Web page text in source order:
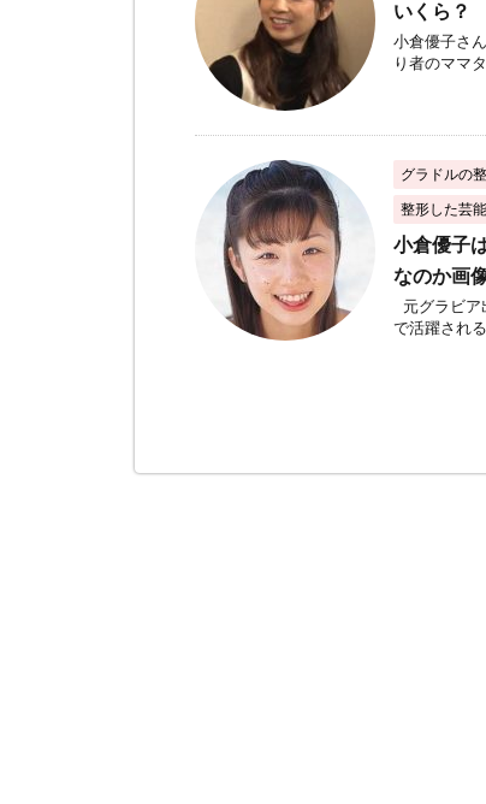
いくら？
小倉優子さ
り者のママ
グラドルの
整形した芸
小倉優子
なのか画
元グラビア
で活躍され